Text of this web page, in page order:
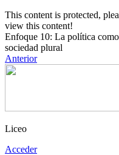
This content is protected,
view this content!
Enfoque 10: La política
sociedad plural
Anterior
Liceo
Acceder